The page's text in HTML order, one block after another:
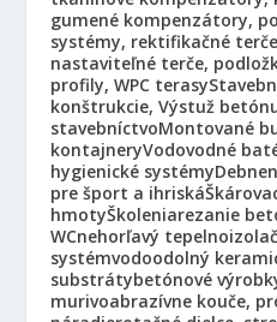
gumené kompenzátory,
systémy, rektifikačné
nastaviteľné terče,
profily, WPC terasy
konštrukcie, Výstuž
stavebníctvoMontované
kontajneryVodovodné
hygienické systémy
pre šport a ihriská
hmotyŠkoleniarezanie
WCnehorľavý
systémvodoodolný
substrátybetónové
murivoabrazívne kouče,